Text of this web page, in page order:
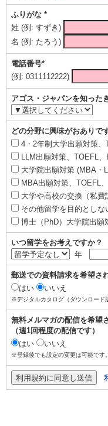
ふりがな *
姓 (例: すずき)
名 (例: たろう)
電話番号*
(例: 0311112222)
アゴス・ジャパンを知った
どの分野に興味がおありで
4・2年制大学出願対策
LLM出願対策、TOEFL
大学院出願対策 (MBA・
MBA出願対策、TOEFL
大学や高校の交換（私
その他留学を目的としな
博士（PhD）大学院出願
いつ留学をお考えですか？
年
郵送での資料請求を希望さ
はい
いいえ
※デジタルカタログ（ダウンロード
無料メルマガの配信を希望
（週1回程度の配信です）
はい
いいえ
※登録後でも設定の変更は可能です。